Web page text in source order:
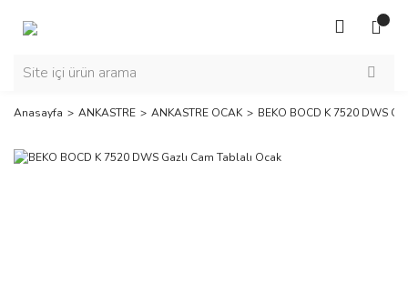
Anasayfa ANKASTRE ANKASTRE OCAK BEKO BOCD K 7520 DWS